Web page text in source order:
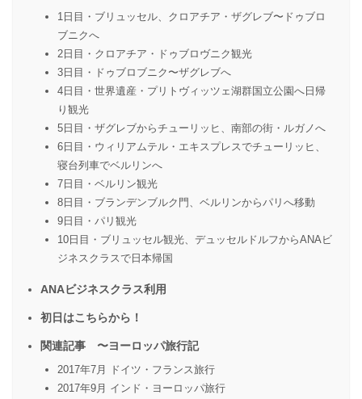
1日目・ブリュッセル、クロアチア・ザグレブ〜ドゥブロ
ブニクへ
2日目・クロアチア・ドゥブロヴニク観光
3日目・ドゥブロブニク〜ザグレブへ
4日目・世界遺産・プリトヴィッツェ湖群国立公園へ日帰
り観光
5日目・ザグレブからチューリッヒ、南部の街・ルガノへ
6日目・ウィリアムテル・エキスプレスでチューリッヒ、
寝台列車でベルリンへ
7日目・ベルリン観光
8日目・ブランデンブルク門、ベルリンからパリへ移動
9日目・パリ観光
10日目・ブリュッセル観光、デュッセルドルフからANAビ
ジネスクラスで日本帰国
ANAビジネスクラス利用
初日はこちらから！
関連記事 〜ヨーロッパ旅行記
2017年7月 ドイツ・フランス旅行
2017年9月 インド・ヨーロッパ旅行